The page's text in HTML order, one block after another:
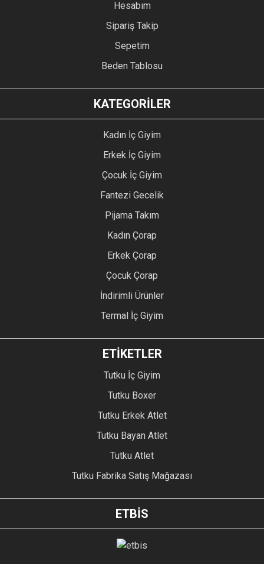
Hesabım
Sipariş Takip
Sepetim
Beden Tablosu
KATEGORİLER
Kadın İç Giyim
Erkek İç Giyim
Çocuk İç Giyim
Fantezi Gecelik
Pijama Takım
Kadın Çorap
Erkek Çorap
Çocuk Çorap
İndirimli Ürünler
Termal İç Giyim
ETİKETLER
Tutku İç Giyim
Tutku Boxer
Tutku Erkek Atlet
Tutku Bayan Atlet
Tutku Atlet
Tutku Fabrika Satış Mağazası
ETBİS